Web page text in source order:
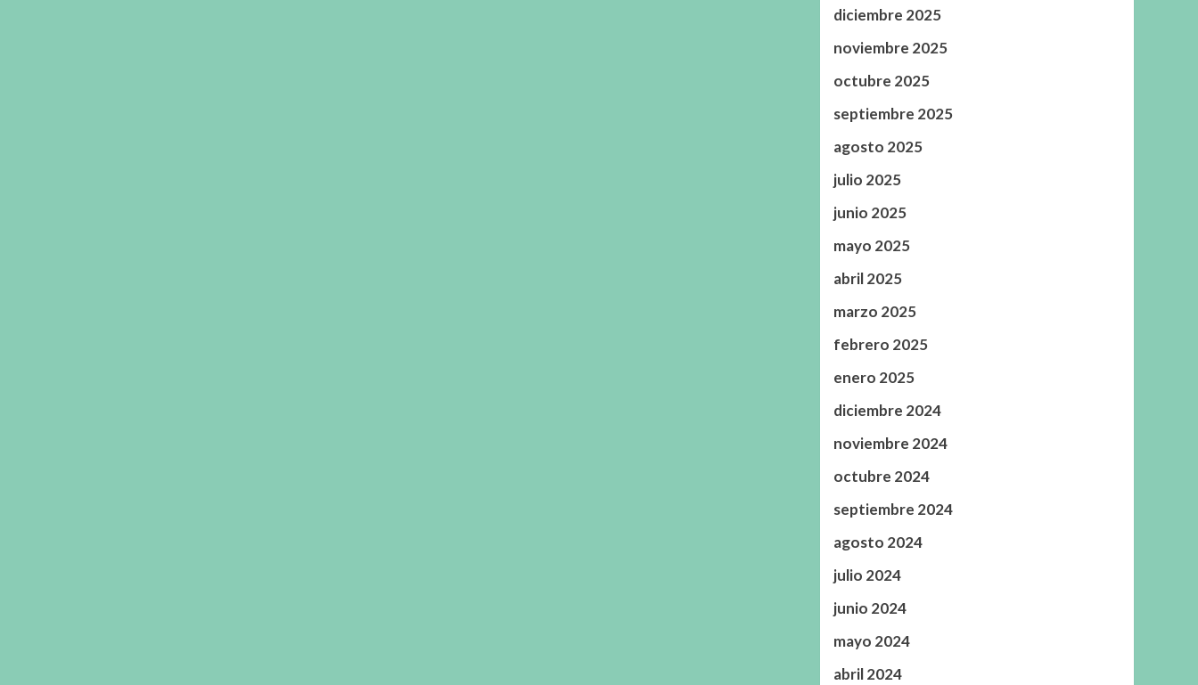
diciembre 2025
noviembre 2025
octubre 2025
septiembre 2025
agosto 2025
julio 2025
junio 2025
mayo 2025
abril 2025
marzo 2025
febrero 2025
enero 2025
diciembre 2024
noviembre 2024
octubre 2024
septiembre 2024
agosto 2024
julio 2024
junio 2024
mayo 2024
abril 2024